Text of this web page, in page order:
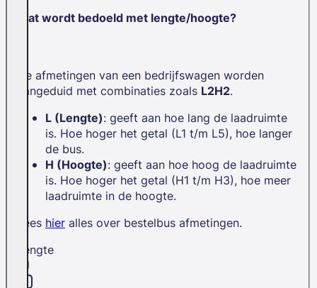
Wat wordt bedoeld met lengte/hoogte?
De afmetingen van een bedrijfswagen worden
aangeduid met combinaties zoals L2H2.
L (Lengte): geeft aan hoe lang de laadruimte
is. Hoe hoger het getal (L1 t/m L5), hoe langer
de bus.
H (Hoogte): geeft aan hoe hoog de laadruimte
is. Hoe hoger het getal (H1 t/m H3), hoe meer
laadruimte in de hoogte.
Lees hier alles over bestelbus afmetingen.
Lengte